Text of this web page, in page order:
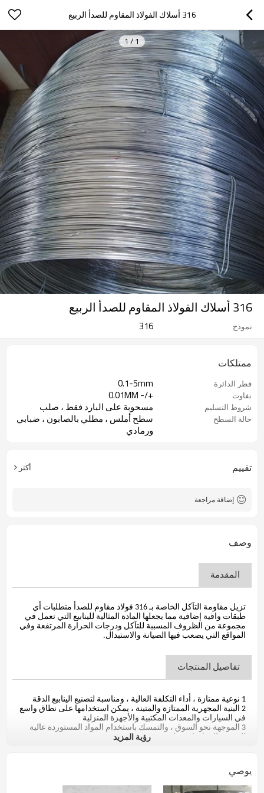
316 أسلاك الفولاذ المقاوم للصدأ الربيع
1
/
1
316 أسلاك الفولاذ المقاوم للصدأ الربيع
نموذج 316
ممتلكات
قطر الدائرة 0.1-5mm
تفاوت +/- 0.01MM
شروط التسليم مسحوبة على البارد فقط ، صلب
حالة السطح
سطح أملس ، مطلي بالصابون ، ضبابي
ورمادي
تقييم أكثر
إضافة مراجعة
وصف
المقدمة
تزيل مقاومة التآكل الخاصة بـ 316 فولاذ مقاوم للصدأ متطلبات أي
طبقات واقية إضافية مما يجعلها المادة المثالية للينابيع التي تعمل في
مجموعة من الظروف المسببة للتآكل ودرجات الحرارة المرتفعة وفي
المواقع التي يصعب فيها الصيانة والاستبدال.
تفاصيل المنتجات
1 نوعية ممتازة ، أداء التكلفة العالية ، ومناسبة لتصنيع الينابيع الدقة
2 البنية المجهرية الممتازة والمتينة ، يمكن استخدامها على نطاق واسع
في السيارات والمعدات المكتبية والأجهزة المنزلية
3 الموجهة نحو السوق ، والتمسك باستخدام المواد المستوردة عالية
مشرق
رؤية المزيد
يوصي